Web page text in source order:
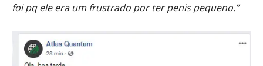
foi pq ele era um frustrado por ter penis pequeno.”